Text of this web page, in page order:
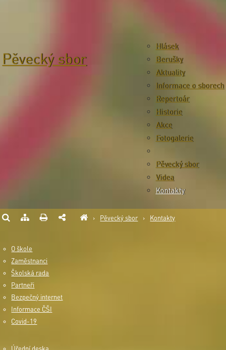
Pěvecký sbor
Hlásek
Berušky
Aktuality
Informace o sborech
Repertoár
Historie
Akce
Fotogalerie
Pěvecký sbor
Videa
Kontakty
› Pěvecký sbor › Kontakty
O škole
Zaměstnanci
Školská rada
Partneři
Bezpečný internet
Informace ČŠI
Covid-19